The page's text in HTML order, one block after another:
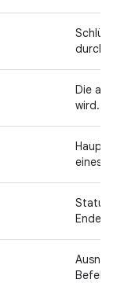
Die
wird.
eines
Ende
Befehl